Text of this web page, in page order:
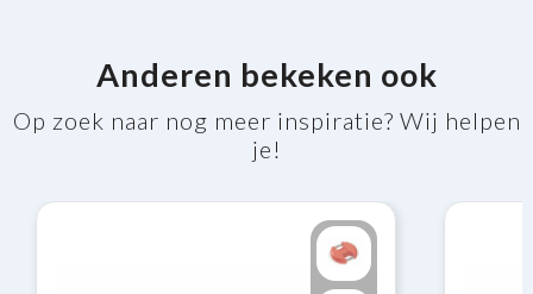
Anderen bekeken ook
Op zoek naar nog meer inspiratie? Wij helpen
je!